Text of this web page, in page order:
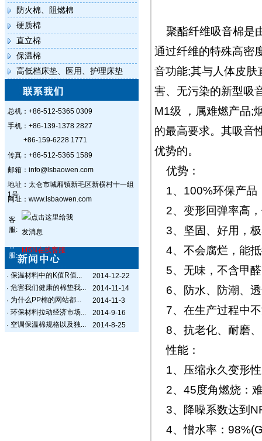
防火棉、阻燃棉
硬质棉
直立棉
保温棉
高低档床垫、医用、护理床垫
总机：+86-512-5365 0309
手机：+86-139-1378 2827
+86-159-6228 1771
传真：+86-512-5365 1589
邮箱：info@lsbaowen.com
地址：太仓市城厢镇新毛区新横村十一组
1号
网址：www.lsbaowen.com
客
服:
客
服:
MSN在线客服
· 保温材料中的K值R值...
2014-12-22
· 危害我们健康的棉垫我...
2014-11-14
· 为什么PP棉的网站都...
2014-11-3
· 环保材料拉动经济市场...
2014-9-16
· 空调保温棉规格以及独... 2014-8-25
聚酯纤维吸音棉是
通过纤维的特殊高密
音功能;其与人体皮肤
害、无污染的新型吸
M1级 ，属难燃产品;
的最高要求。其吸音
优势的。
优势：
1、100%环保产品
2、变形回弹率高
3、坚固、好用，
4、不会腐烂，能
5、无味，不含甲
6、防水、防潮、
7、在生产过程中
8、抗老化、耐磨
性能：
1、压缩永久变形
2、45度角燃烧：
3、降噪系数达到
4、憎水率：